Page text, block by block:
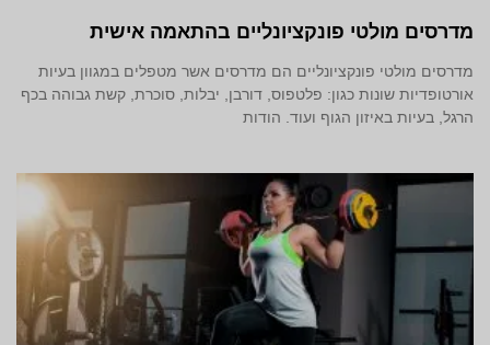
מדרסים מולטי פונקציונליים בהתאמה אישית
מדרסים מולטי פונקציונליים הם מדרסים אשר מטפלים במגוון בעיות
אורטופדיות שונות כגון: פלטפוס, דורבן, יבלות, סוכרת, קשת גבוהה בכף
הרגל, בעיות באיזון הגוף ועוד. הודות